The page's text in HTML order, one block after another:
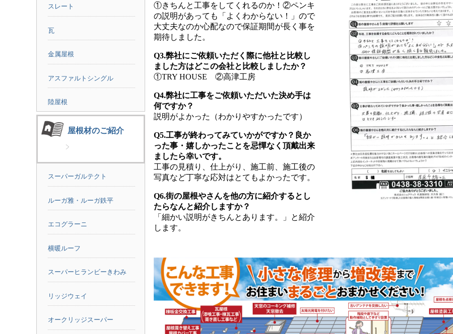
スレート
瓦
金属屋根
アスファルトシングル
陸屋根
屋根材のご紹介
スーパーガルテクト
ルーガ雅・ルーガ鉄平
エコグラーニ
横暖ルーフ
スーパーヒランビーきわみ
リッジウェイ
オークリッジスーパー
①きちんと工事をしてくれるのか！②ペンキ
の説明があっても「よくわからない！」ので
大丈夫なのか心配なので保証期間が長く事を
期待しました。
Q3.弊社にご依頼いただく際に他社と比較し
ました方はどこの会社と比較しましたか？
①TRY HOUSE ②高津工房
Q4.弊社に工事をご依頼いただいた決め手は
何ですか？
説明がよかった（わかりやすかったです）
Q5.工事が終わってみていかがですか？良か
った事・嬉しかったことを忌憚なく頂戴出来
ましたら幸いです。
工事の見積り、仕上がり、施工前、施工後の
写真など丁寧な応対はとてもよかったです。
Q6.街の屋根やさんを他の方に紹介するとし
たらなんと紹介しますか？
「細かい説明がきちんとあります。」と紹介
します。